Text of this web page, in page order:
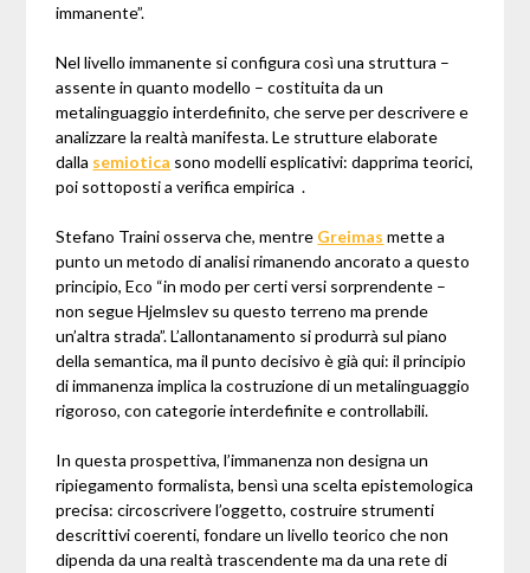
immanente”.
Nel livello immanente si configura così una struttura –
assente in quanto modello – costituita da un
metalinguaggio interdefinito, che serve per descrivere e
analizzare la realtà manifesta. Le strutture elaborate
dalla semiotica sono modelli esplicativi: dapprima teorici,
poi sottoposti a verifica empirica .
Stefano Traini osserva che, mentre Greimas mette a
punto un metodo di analisi rimanendo ancorato a questo
principio, Eco “in modo per certi versi sorprendente –
non segue Hjelmslev su questo terreno ma prende
un’altra strada”. L’allontanamento si produrrà sul piano
della semantica, ma il punto decisivo è già qui: il principio
di immanenza implica la costruzione di un metalinguaggio
rigoroso, con categorie interdefinite e controllabili.
In questa prospettiva, l’immanenza non designa un
ripiegamento formalista, bensì una scelta epistemologica
precisa: circoscrivere l’oggetto, costruire strumenti
descrittivi coerenti, fondare un livello teorico che non
dipenda da una realtà trascendente ma da una rete di